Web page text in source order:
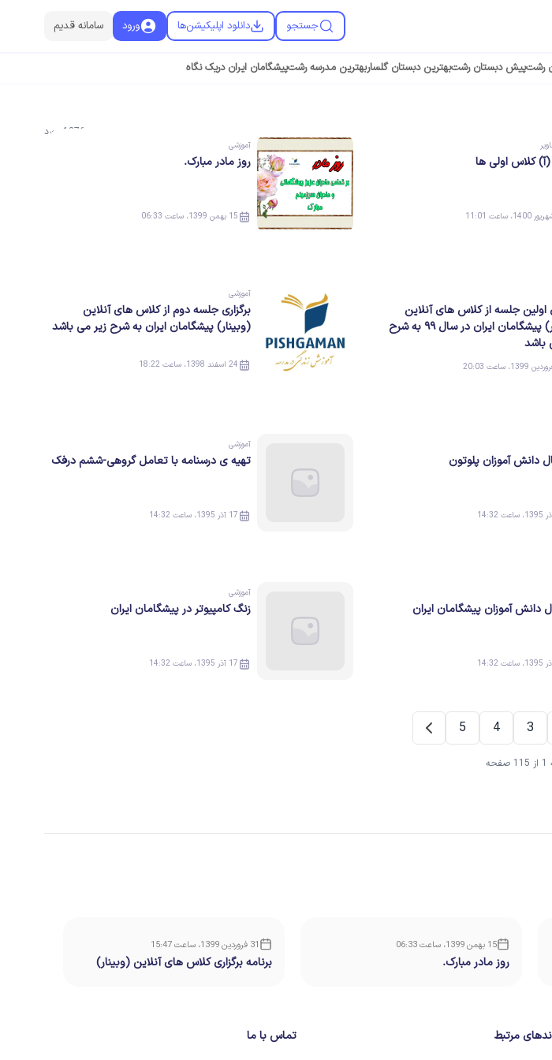
جستجو دانلود اپلیکیشن‌ها ورود سامانه قدیم
رشتپیش دبستان رشتبهترین دبستان گلساربهترین مدرسه رشتپیشگامان ایران دریک نگاه
1376 مورد
کلاس اولی ها
آموزشی
روز مادر مبارک.
15 بهمن 1399، ساعت 06:33
اولین جلسه از کلاس های آنلاین
(وبینار) پیشگامان ایران در سال ۹۹ به شرح
باشد
آموزشی
برگزاری جلسه دوم از کلاس های آنلاین
(وبینار) پیشگامان ایران به شرح زیر می باشد
24 اسفند 1398، ساعت 18:22
دانش آموزان پلوتون
آموزشی
تهیه ی درسنامه با تعامل گروهی-ششم درفک
17 آذر 1395، ساعت 14:32
دانش آموزان پیشگامان ایران
آموزشی
زنگ کامپیوتر در پیشگامان ایران
17 آذر 1395، ساعت 14:32
3
4
5
15 بهمن 1399، ساعت 06:33
روز مادر مبارک.
31 فروردین 1399، ساعت 15:47
برنامه برگزاری کلاس های آنلاین (وبینار)
مرتبط تماس با ما